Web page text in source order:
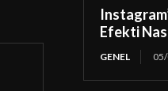
Efekti
GENEL